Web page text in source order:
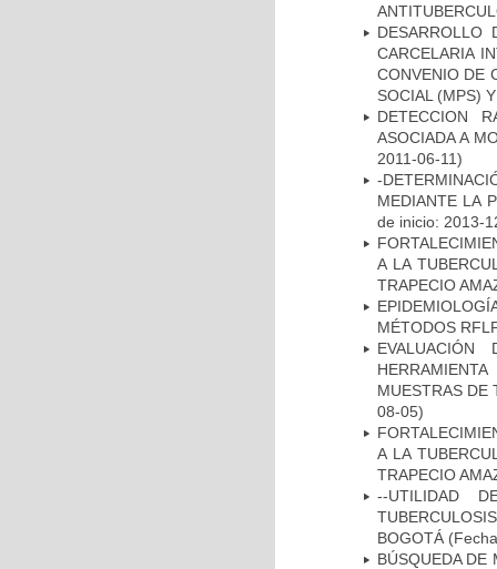
CARCELARIA
CONVENIO DE
SOCIAL (MPS)
DETECCION
ASOCIADA A
2011-06-11)
-
MEDIANTE LA
de inicio: 2013-
A LA
TRAPECIO
MÉTODOS
MUESTRAS DE
08-05)
A LA
TRAPECIO
--UTILIDAD
BOGOTÁ
BÚSQUEDA DE